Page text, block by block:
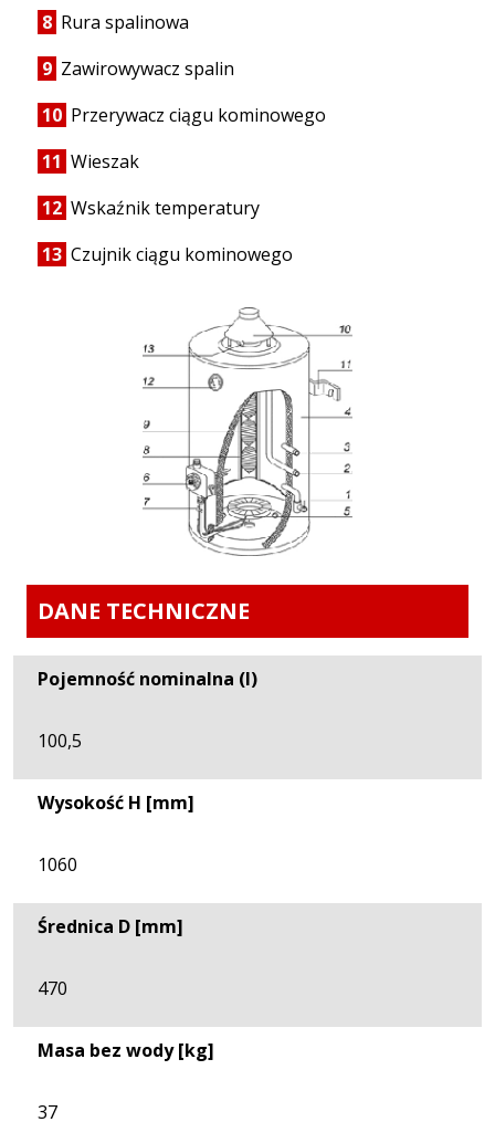
8 Rura spalinowa
9 Zawirowywacz spalin
10 Przerywacz ciągu kominowego
11 Wieszak
12 Wskaźnik temperatury
13 Czujnik ciągu kominowego
DANE TECHNICZNE
Pojemność nominalna (l)
100,5
Wysokość H [mm]
1060
Średnica D [mm]
470
Masa bez wody [kg]
37